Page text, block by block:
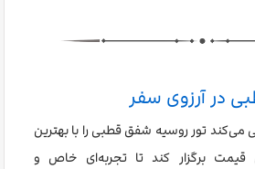
در آرزوی سفر
تور روسیه شفق قطبی را با بهترین
برگزار کند تا تجربه‌ای خاص و